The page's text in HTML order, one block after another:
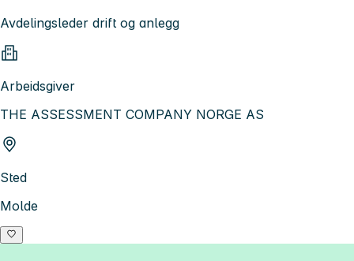
Avdelingsleder drift og anlegg
Arbeidsgiver
THE ASSESSMENT COMPANY NORGE AS
Sted
Molde